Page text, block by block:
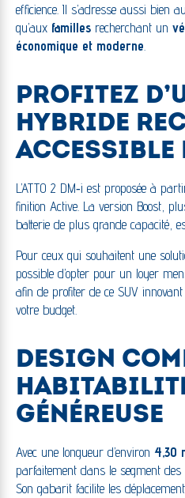
efficience. Il s’adresse aussi bien
qu’aux familles recherchant un
économique et moderne
PROFITEZ
HYBRIDE
ACCESSIBLE
L’ATTO 2 DM‑i est proposée à
finition Active. La version Boost,
batterie de plus grande capacité,
Pour ceux qui souhaitent une
possible d’opter pour un loyer
afin de profiter de ce SUV
votre budget.
DESIGN
GÉNÉREUSE
Avec une longueur d’environ 4,30
parfaitement dans le segment
Son gabarit facilite les